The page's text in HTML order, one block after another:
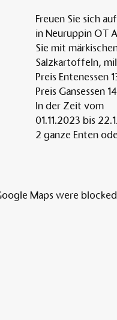
Freuen Sie sich
in Neuruppin OT
Sie mit
Salzkartoffeln,
Preis Entenessen
Preis Gansessen
In der Zeit vom
01.11.2023 bis
2 ganze Enten
Maps were